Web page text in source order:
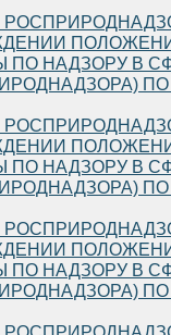
ПО НАДЗОРУ В
ПО НАДЗОРУ В
ПО НАДЗОРУ В